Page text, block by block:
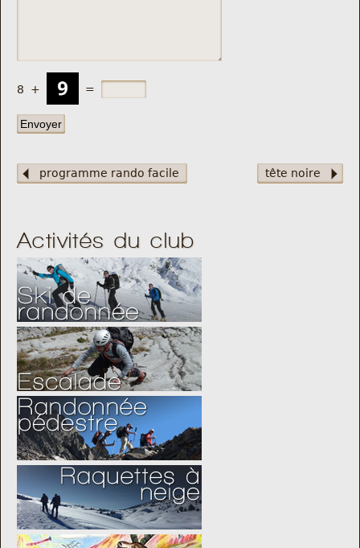
8 + =
programme rando facile tête noire
Activités du club